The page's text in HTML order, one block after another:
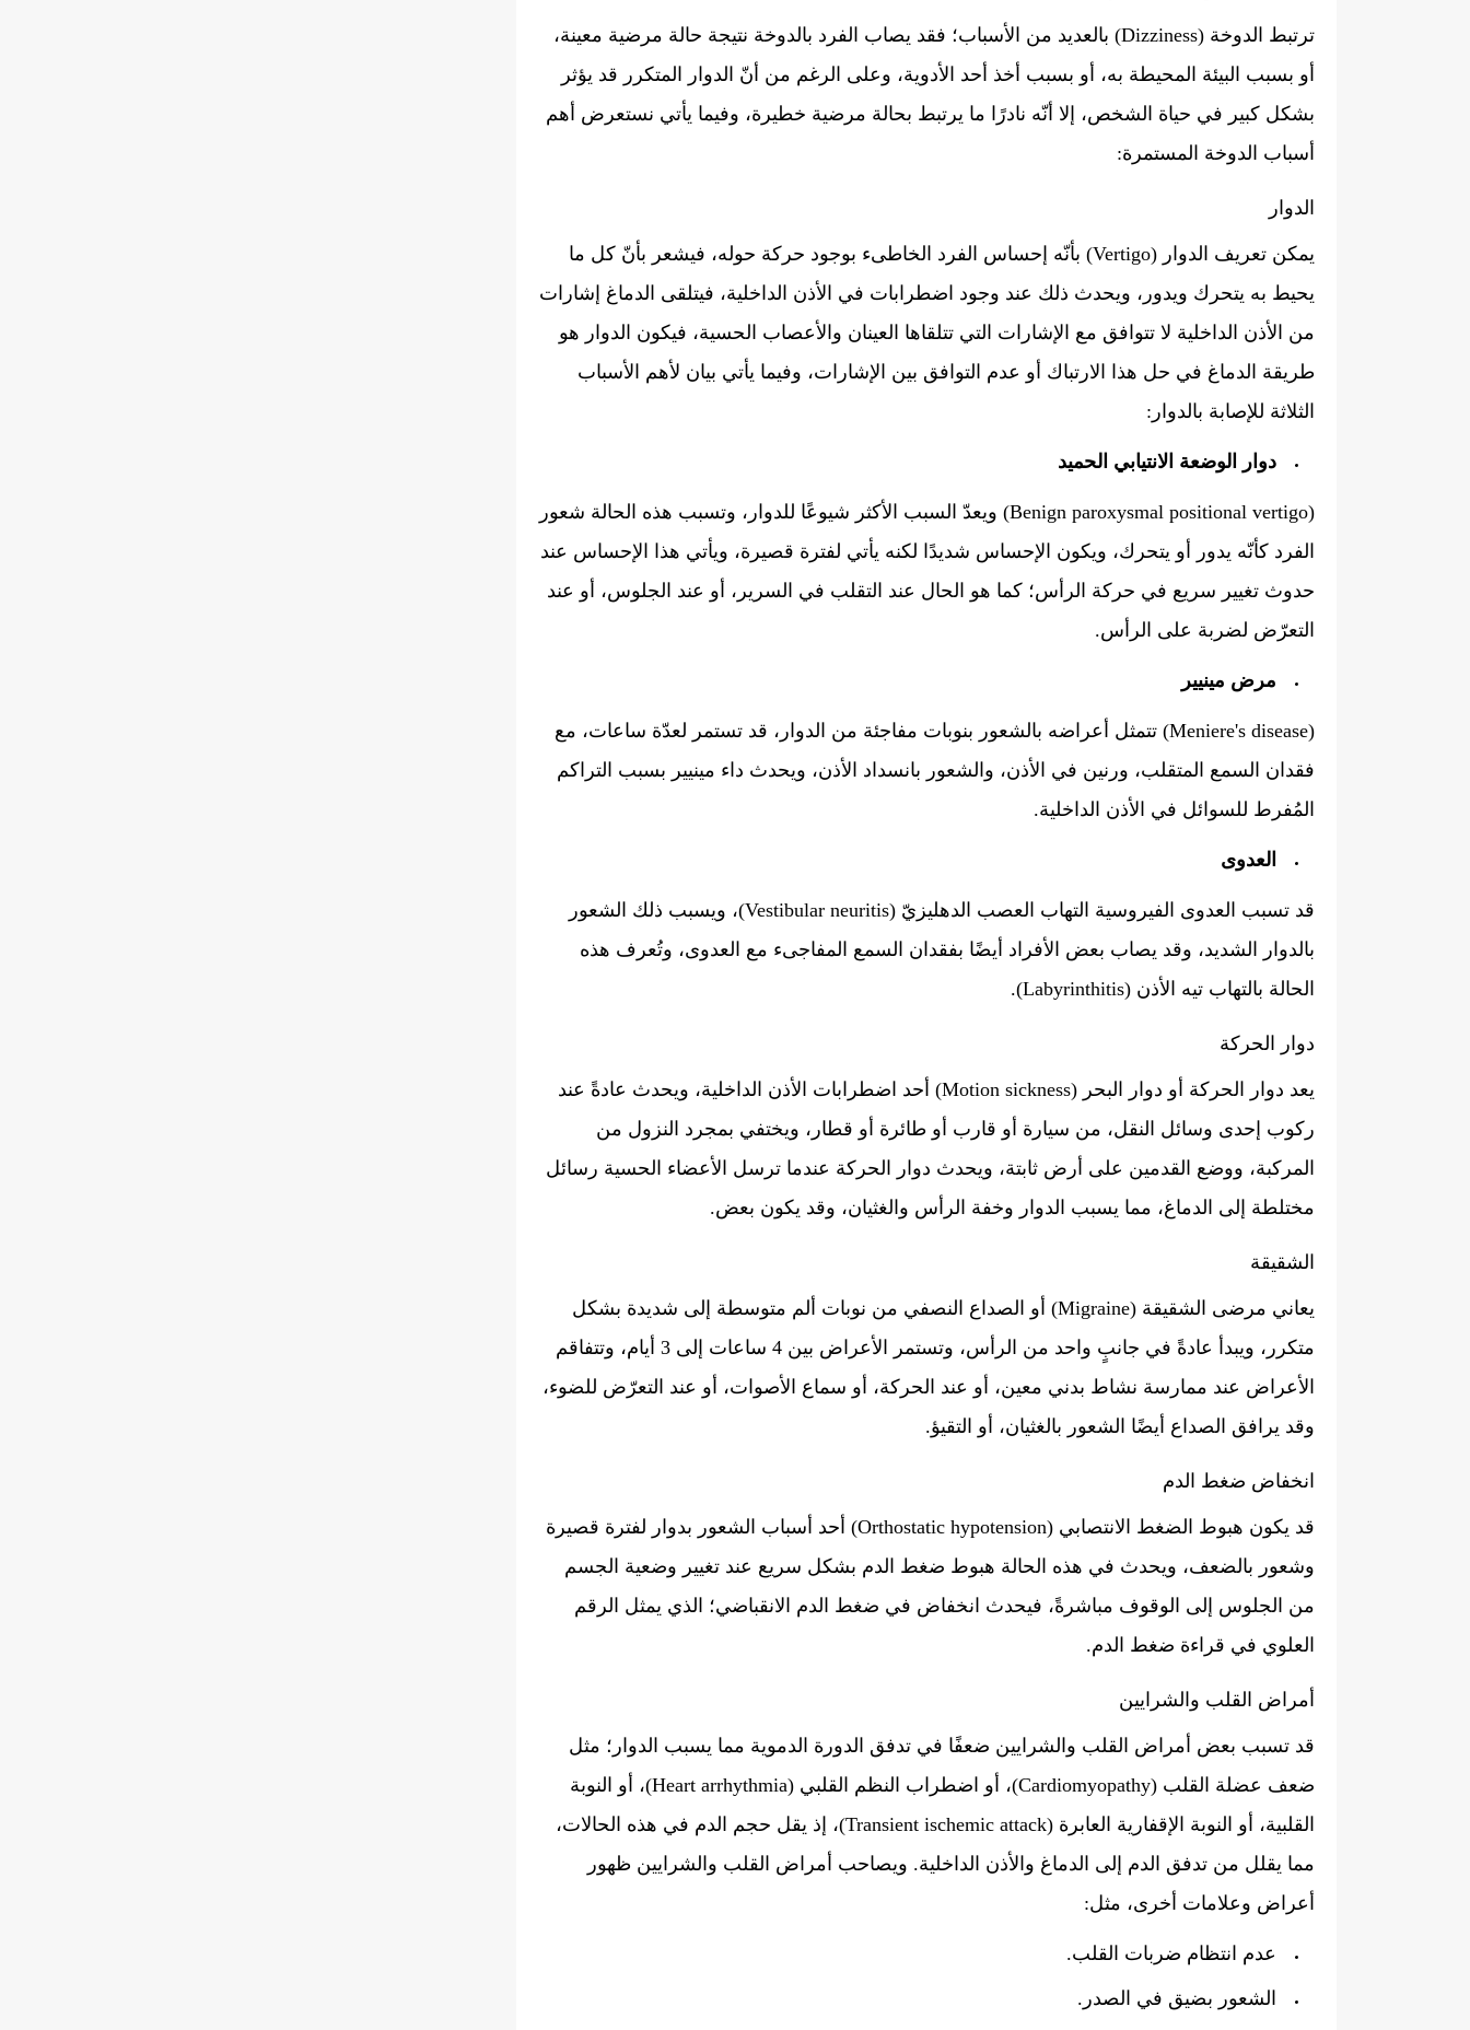
ترتبط الدوخة (Dizziness) بالعديد من الأسباب؛ فقد يصاب الفرد بالدوخة نتيجة حالة مرضية معينة،
أو بسبب البيئة المحيطة به، أو بسبب أخذ أحد الأدوية، وعلى الرغم من أنّ الدوار المتكرر قد يؤثر
بشكل كبير في حياة الشخص، إلا أنّه نادرًا ما يرتبط بحالة مرضية خطيرة، وفيما يأتي نستعرض أهم
أسباب الدوخة المستمرة:
الدوار
يمكن تعريف الدوار (Vertigo) بأنّه إحساس الفرد الخاطىء بوجود حركة حوله، فيشعر بأنّ كل ما
يحيط به يتحرك ويدور، ويحدث ذلك عند وجود اضطرابات في الأذن الداخلية، فيتلقى الدماغ إشارات
من الأذن الداخلية لا تتوافق مع الإشارات التي تتلقاها العينان والأعصاب الحسية، فيكون الدوار هو
طريقة الدماغ في حل هذا الارتباك أو عدم التوافق بين الإشارات، وفيما يأتي بيان لأهم الأسباب
الثلاثة للإصابة بالدوار:
دوار الوضعة الانتيابي الحميد
(Benign paroxysmal positional vertigo) ويعدّ السبب الأكثر شيوعًا للدوار، وتسبب هذه الحالة شعور
الفرد كأنّه يدور أو يتحرك، ويكون الإحساس شديدًا لكنه يأتي لفترة قصيرة، ويأتي هذا الإحساس عند
حدوث تغيير سريع في حركة الرأس؛ كما هو الحال عند التقلب في السرير، أو عند الجلوس، أو عند
التعرّض لضربة على الرأس.
مرض مينيير
(Meniere's disease) تتمثل أعراضه بالشعور بنوبات مفاجئة من الدوار، قد تستمر لعدّة ساعات، مع
فقدان السمع المتقلب، ورنين في الأذن، والشعور بانسداد الأذن، ويحدث داء مينيير بسبب التراكم
المُفرط للسوائل في الأذن الداخلية.
العدوى
قد تسبب العدوى الفيروسية التهاب العصب الدهليزيّ (Vestibular neuritis)، ويسبب ذلك الشعور
بالدوار الشديد، وقد يصاب بعض الأفراد أيضًا بفقدان السمع المفاجىء مع العدوى، وتُعرف هذه
الحالة بالتهاب تيه الأذن (Labyrinthitis).
دوار الحركة
يعد دوار الحركة أو دوار البحر (Motion sickness) أحد اضطرابات الأذن الداخلية، ويحدث عادةً عند
ركوب إحدى وسائل النقل، من سيارة أو قارب أو طائرة أو قطار، ويختفي بمجرد النزول من
المركبة، ووضع القدمين على أرض ثابتة، ويحدث دوار الحركة عندما ترسل الأعضاء الحسية رسائل
مختلطة إلى الدماغ، مما يسبب الدوار وخفة الرأس والغثيان، وقد يكون بعض.
الشقيقة
يعاني مرضى الشقيقة (Migraine) أو الصداع النصفي من نوبات ألم متوسطة إلى شديدة بشكل
متكرر، ويبدأ عادةً في جانبٍ واحد من الرأس، وتستمر الأعراض بين 4 ساعات إلى 3 أيام، وتتفاقم
الأعراض عند ممارسة نشاط بدني معين، أو عند الحركة، أو سماع الأصوات، أو عند التعرّض للضوء،
وقد يرافق الصداع أيضًا الشعور بالغثيان، أو التقيؤ.
انخفاض ضغط الدم
قد يكون هبوط الضغط الانتصابي (Orthostatic hypotension) أحد أسباب الشعور بدوار لفترة قصيرة
وشعور بالضعف، ويحدث في هذه الحالة هبوط ضغط الدم بشكل سريع عند تغيير وضعية الجسم
من الجلوس إلى الوقوف مباشرةً، فيحدث انخفاض في ضغط الدم الانقباضي؛ الذي يمثل الرقم
العلوي في قراءة ضغط الدم.
أمراض القلب والشرايين
قد تسبب بعض أمراض القلب والشرايين ضعفًا في تدفق الدورة الدموية مما يسبب الدوار؛ مثل
ضعف عضلة القلب (Cardiomyopathy)، أو اضطراب النظم القلبي (Heart arrhythmia)، أو النوبة
القلبية، أو النوبة الإقفارية العابرة (Transient ischemic attack)، إذ يقل حجم الدم في هذه الحالات،
مما يقلل من تدفق الدم إلى الدماغ والأذن الداخلية. ويصاحب أمراض القلب والشرايين ظهور
أعراض وعلامات أخرى، مثل:
عدم انتظام ضربات القلب.
الشعور بضيق في الصدر.